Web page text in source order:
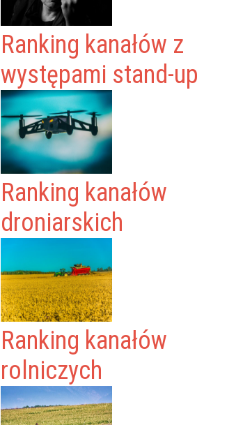
Ranking kanałów z
występami stand-up
Ranking kanałów
droniarskich
Ranking kanałów
rolniczych